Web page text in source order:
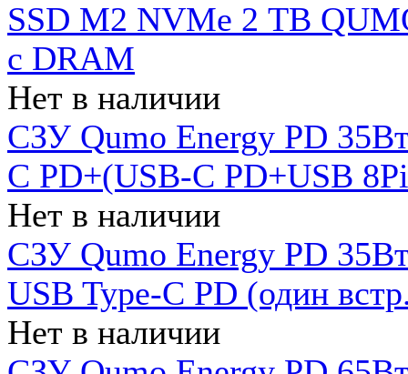
SSD M2 NVMe 2 ТB
c DRAM
Нет в наличии
СЗУ Qumo Energy PD
C PD+(USB-C PD+USB
Нет в наличии
СЗУ Qumo Energy PD
USB Type-C PD (один
Нет в наличии